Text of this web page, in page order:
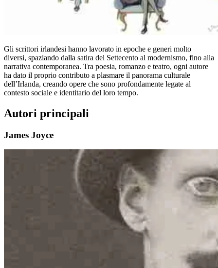
Gli scrittori irlandesi hanno lavorato in epoche e generi molto
diversi, spaziando dalla satira del Settecento al modernismo, fino alla
narrativa contemporanea. Tra poesia, romanzo e teatro, ogni autore
ha dato il proprio contributo a plasmare il panorama culturale
dell’Irlanda, creando opere che sono profondamente legate al
contesto sociale e identitario del loro tempo.
Autori principali
James Joyce